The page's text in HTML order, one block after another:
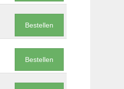
Bestellen
Bestellen